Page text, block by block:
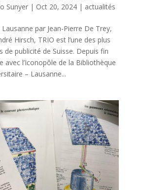
Sunyer| Oct 20, 2024| actualités
par Jean-Pierre De Trey,
Hirsch, TRIO est l’une des plus
de publicité de Suisse. Depuis fin
avec l’Iconopôle de la Bibliothèque
– Lausanne...